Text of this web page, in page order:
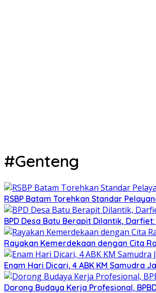
#Genteng
RSBP Batam Torehkan Standar
BPD Desa Batu Berapit Dilantik,
Rayakan Kemerdekaan dengan Cita
Enam Hari Dicari, 4 ABK KM Samudra
Dorong Budaya Kerja Profesional,